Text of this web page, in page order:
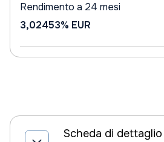
Rendimento a 24 mesi
3,02453% EUR
Scheda di dettaglio